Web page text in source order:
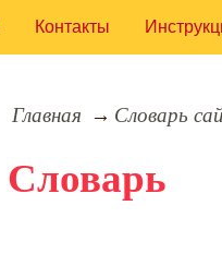
Контакты
Главная Словарь
Словарь